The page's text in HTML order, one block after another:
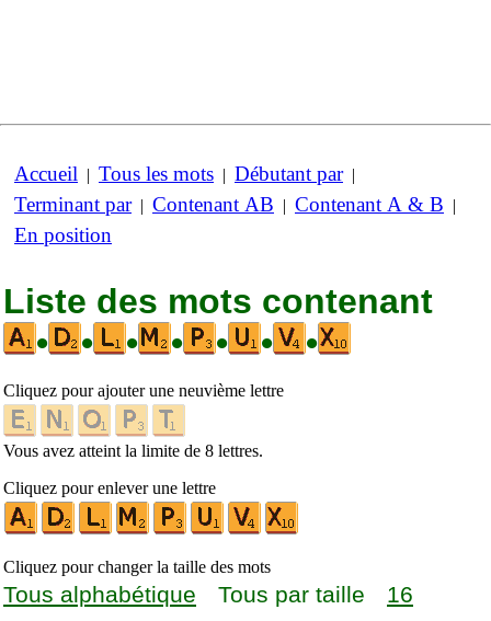
Accueil | Tous les mots | Débutant par|
Terminant par| Contenant AB | Contenant A & B |
En position
Liste des mots contenant
•
• • • • • •
Cliquez pour ajouter une neuvième lettre
Vous avez atteint la limite de 8 lettres.
Cliquez pour enlever une lettre
Cliquez pour changer la taille des mots
Tous alphabétique Tous par taille 16